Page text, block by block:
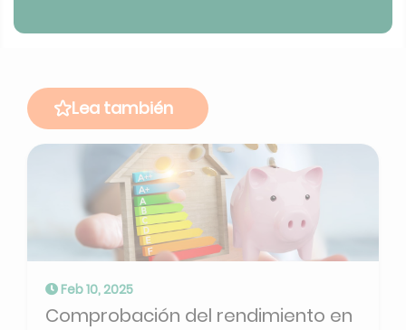
Lea también
Feb 10, 2025
Comprobación del rendimiento en